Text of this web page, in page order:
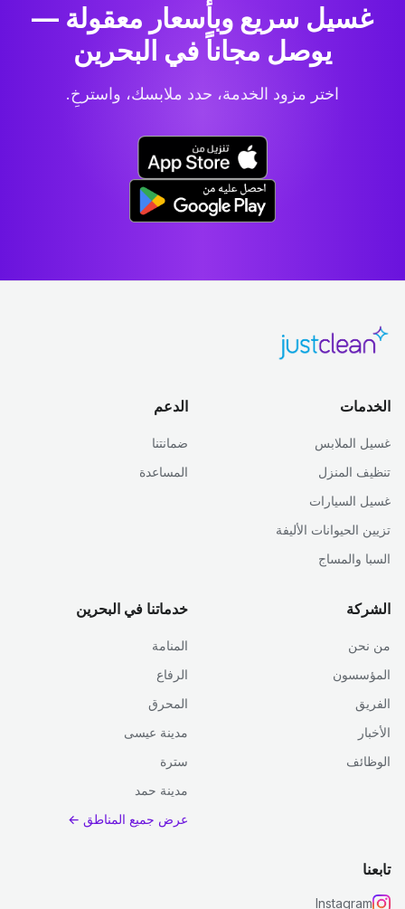
غسيل سريع وبأسعار معقولة —
يوصل مجاناً في البحرين
اختر مزود الخدمة، حدد ملابسك، واسترخِ.
الخدمات
غسيل الملابس
تنظيف المنزل
غسيل السيارات
تزيين الحيوانات الأليفة
السبا والمساج
الدعم
ضمانتنا
المساعدة
الشركة
من نحن
المؤسسون
الفريق
الأخبار
الوظائف
خدماتنا في البحرين
المنامة
الرفاع
المحرق
مدينة عيسى
سترة
مدينة حمد
عرض جميع المناطق ←
تابعنا
Instagram